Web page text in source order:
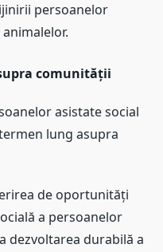
persoanelor
comunității
asistate social
lung asupra
de oportunități
a persoanelor
dezvoltarea durabilă a